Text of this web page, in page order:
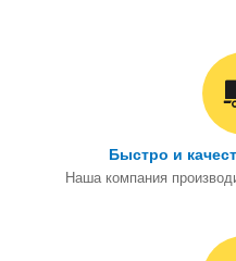
Быстро и
Наша компания